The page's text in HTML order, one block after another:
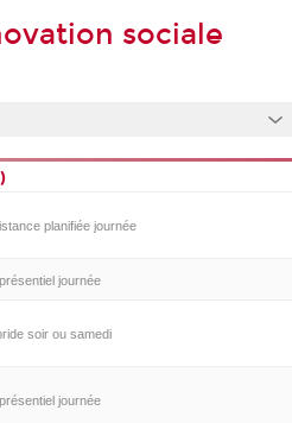
sociale
planifiée journée
journée
soir ou samedi
journée